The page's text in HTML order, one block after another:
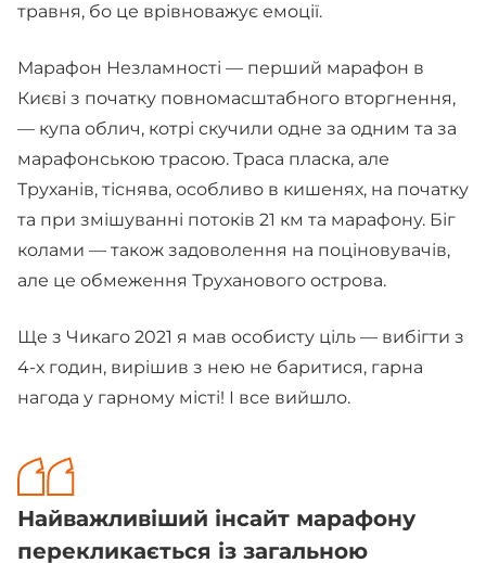
травня, бо це врівноважує емоції.
Марафон Незламності — перший марафон в
Києві з початку повномасштабного вторгнення,
— купа облич, котрі скучили одне за одним та за
марафонською трасою. Траса пласка, але
Труханів, тіснява, особливо в кишенях, на початку
та при змішуванні потоків 21 км та марафону. Біг
колами — також задоволення на поціновувачів,
але це обмеження Труханового острова.
Ще з Чикаго 2021 я мав особисту ціль — вибігти з
4-х годин, вирішив з нею не баритися, гарна
нагода у гарному місті! І все вийшло.
Найважливіший інсайт марафону
перекликається із загальною